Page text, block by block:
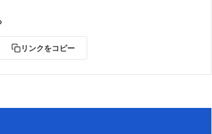
リンクをコピー